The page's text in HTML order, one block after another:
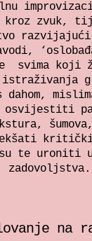
Mia
Kontakt
en
kroz zvuk,
razvijajući
svima koji
dahom,
osvijestiti
kritički
te uroniti
zadovoljstva.
na